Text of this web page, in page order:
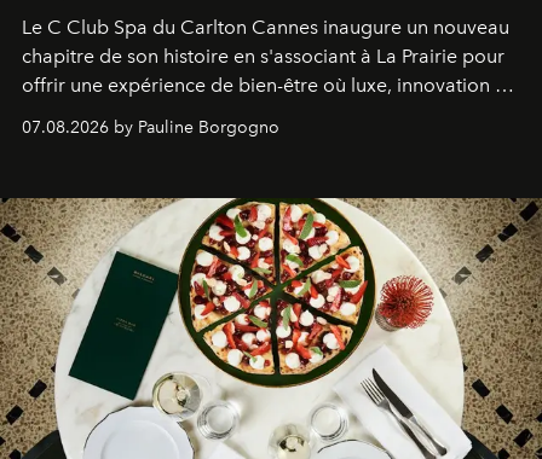
Le C Club Spa du Carlton Cannes inaugure un nouveau
chapitre de son histoire en s'associant à La Prairie pour
offrir une expérience de bien-être où luxe, innovation et
expertise se rencontrent.
07.08.2026 by Pauline Borgogno